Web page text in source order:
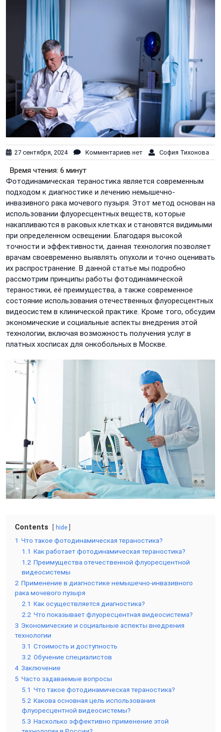
27 сентября, 2024 Комментариев нет София Тихонова
Время чтения: 6 минут
Фотодинамическая тераностика является современным
подходом к диагностике и лечению немышечно-
инвазивного рака мочевого пузыря. Этот метод основан на
использовании флуоресцентных веществ, которые
накапливаются в раковых клетках и становятся видимыми
при определенном освещении. Благодаря высокой
точности и эффективности, данная технология позволяет
врачам своевременно выявлять опухоли и точно оценивать
их распространение. В данной статье мы подробно
рассмотрим принципы работы фотодинамической
тераностики, её преимущества, а также современное
состояние использования отечественных флуоресцентных
видеосистем в клинической практике. Кроме того, обсудим
экономические и социальные аспекты внедрения этой
технологии, включая возможность получения услуг в
платных хосписах для онкобольных в Москве.
Contents hide
1 Что такое фотодинамическая тераностика?
1.1 Как работает фотодинамическая тераностика?
1.2 Преимущества отечественной флуоресцентной
видеосистемы
2 Применение в диагностике немышечно-инвазивного
рака мочевого пузыря
2.1 Как осуществляется диагностика?
2.2 Что показывает флуоресцентная видеосистема?
3 Экономические и социальные аспекты внедрения
технологии
3.1 Стоимость и доступность
3.2 Обучение специалистов
4 Заключение
5 Часто задаваемые вопросы
5.1 Что такое фотодинамическая тераностика?
5.2 Какова основная цель использования
флуоресцентной видеосистемы?
5.3 Насколько эффективно применение этой